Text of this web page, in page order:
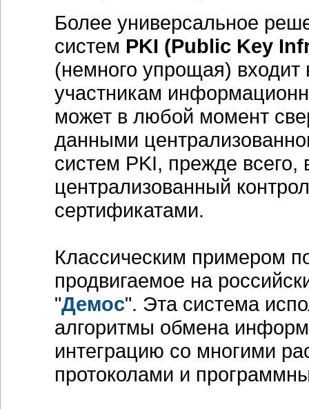
Более универсальное
систем PKI (Public Key
(немного упрощая)
участникам
может в любой момент
данными
систем PKI, прежде всего,
централизованный
сертификатами.
Классическим примером
продвигаемое на
"Демос". Эта система
алгоритмы обмена
интеграцию со многими
протоколами и